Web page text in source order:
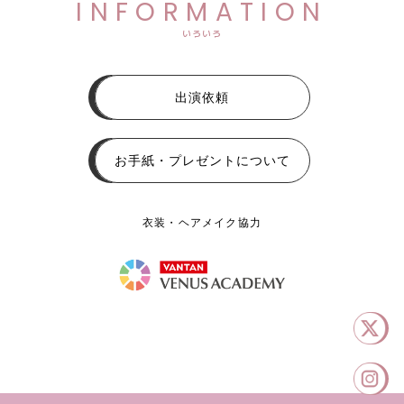
INFORMATION
いろいろ
出演依頼
お手紙・プレゼントについて
衣装・ヘアメイク協力